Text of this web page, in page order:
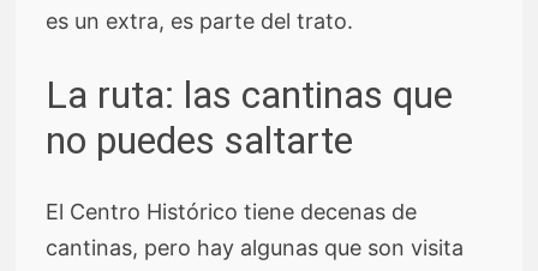
es un extra, es parte del trato.
La ruta: las cantinas que
no puedes saltarte
El Centro Histórico tiene decenas de
cantinas, pero hay algunas que son visita